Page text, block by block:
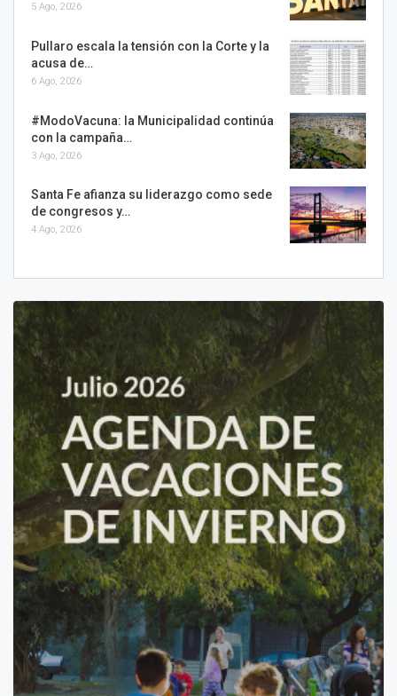
5 Ago, 2026
Pullaro escala la tensión con la Corte y la
acusa de…
6 Ago, 2026
#ModoVacuna: la Municipalidad continúa
con la campaña…
3 Ago, 2026
Santa Fe afianza su liderazgo como sede
de congresos y…
4 Ago, 2026